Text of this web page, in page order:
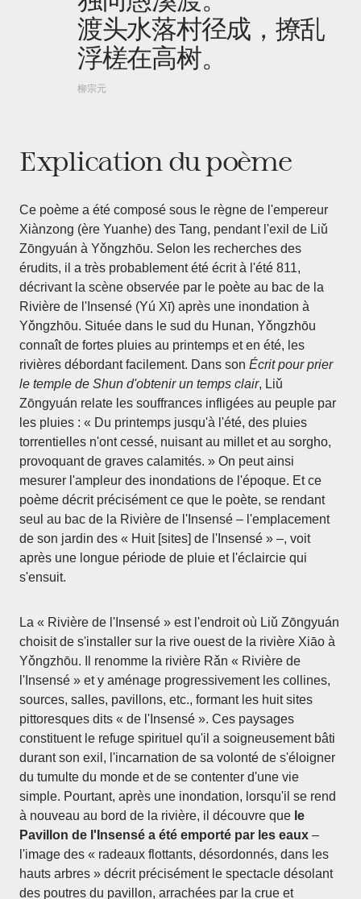
渡头水落村径成，撩乱
浮槎在高树。
柳宗元
Explication du poème
Ce poème a été composé sous le règne de l'empereur
Xiànzong (ère Yuanhe) des Tang, pendant l'exil de Liǔ
Zōngyuán à Yǒngzhōu. Selon les recherches des
érudits, il a très probablement été écrit à l'été 811,
décrivant la scène observée par le poète au bac de la
Rivière de l'Insensé (Yú Xī) après une inondation à
Yǒngzhōu. Située dans le sud du Hunan, Yǒngzhōu
connaît de fortes pluies au printemps et en été, les
rivières débordant facilement. Dans son Écrit pour prier
le temple de Shun d'obtenir un temps clair, Liǔ
Zōngyuán relate les souffrances infligées au peuple par
les pluies : « Du printemps jusqu'à l'été, des pluies
torrentielles n'ont cessé, nuisant au millet et au sorgho,
provoquant de graves calamités. » On peut ainsi
mesurer l'ampleur des inondations de l'époque. Et ce
poème décrit précisément ce que le poète, se rendant
seul au bac de la Rivière de l'Insensé – l'emplacement
de son jardin des « Huit [sites] de l'Insensé » –, voit
après une longue période de pluie et l'éclaircie qui
s'ensuit.
La « Rivière de l'Insensé » est l'endroit où Liǔ Zōngyuán
choisit de s'installer sur la rive ouest de la rivière Xiāo à
Yǒngzhōu. Il renomme la rivière Rǎn « Rivière de
l'Insensé » et y aménage progressivement les collines,
sources, salles, pavillons, etc., formant les huit sites
pittoresques dits « de l'Insensé ». Ces paysages
constituent le refuge spirituel qu'il a soigneusement bâti
durant son exil, l'incarnation de sa volonté de s'éloigner
du tumulte du monde et de se contenter d'une vie
simple. Pourtant, après une inondation, lorsqu'il se rend
à nouveau au bord de la rivière, il découvre que le
Pavillon de l'Insensé a été emporté par les eaux –
l'image des « radeaux flottants, désordonnés, dans les
hauts arbres » décrit précisément le spectacle désolant
des poutres du pavillon, arrachées par la crue et